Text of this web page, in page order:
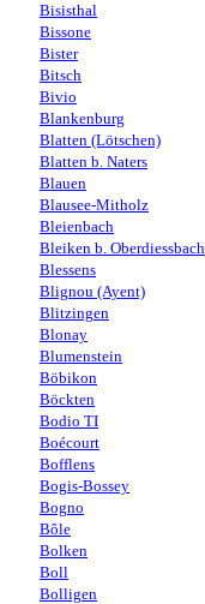
Bisisthal
Bissone
Bister
Bitsch
Bivio
Blankenburg
Blatten (Lötschen)
Blatten b. Naters
Blauen
Blausee-Mitholz
Bleienbach
Bleiken b. Oberdiessbach
Blessens
Blignou (Ayent)
Blitzingen
Blonay
Blumenstein
Böbikon
Böckten
Bodio TI
Boécourt
Bofflens
Bogis-Bossey
Bogno
Bôle
Bolken
Boll
Bolligen